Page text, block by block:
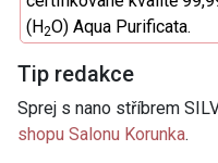
(H2O) Aqua Purificata.
Tip redakce
Sprej s nano stříbrem
shopu Salonu Korunka.